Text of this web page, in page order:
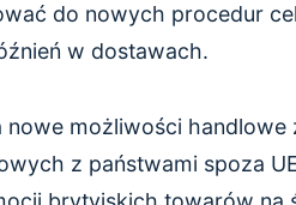
do nowych procedur
w dostawach.
możliwości handlowe
z państwami spoza